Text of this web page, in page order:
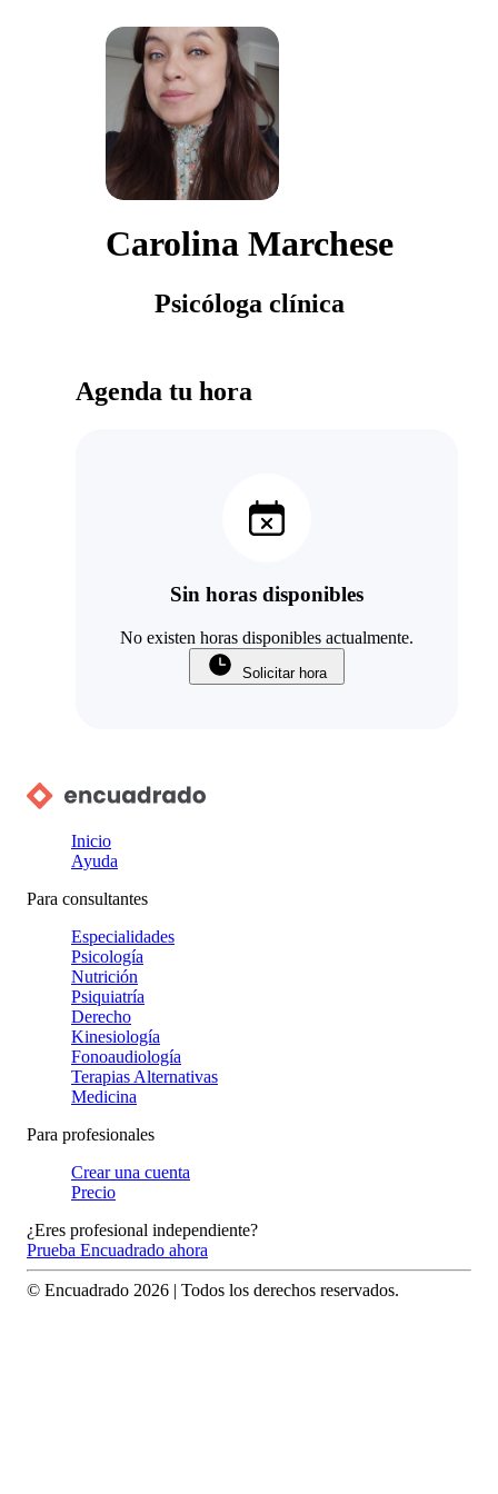
Carolina Marchese
Psicóloga clínica
Agenda tu hora
Sin horas disponibles
No existen horas disponibles actualmente.
Solicitar hora
Inicio
Ayuda
Para consultantes
Especialidades
Psicología
Nutrición
Psiquiatría
Derecho
Kinesiología
Fonoaudiología
Terapias Alternativas
Medicina
Para profesionales
Crear una cuenta
Precio
¿Eres profesional independiente?
Prueba Encuadrado ahora
© Encuadrado 2026 | Todos los derechos reservados.